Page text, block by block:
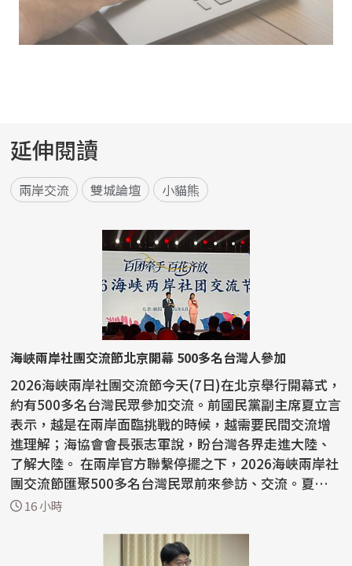
延伸閱讀
兩岸交流 雙城論壇 小貓熊
海峽兩岸社團交流節北京開幕 500多名台灣人參加
2026海峽兩岸社團交流節今天(7日)在北京舉行開幕式，
約有500多名台灣民眾參加交流。前國民黨副主席夏立言
表示，越是在兩岸面臨挑戰的時候，越需要民間交流增
進理解；海協會會長張志軍說，盼台灣各界走進大陸、
了解大陸。 在兩岸官方聯繫停擺之下，2026海峽兩岸社
團交流節匯聚500多名台灣民眾前來參訪、交流。夏立言
在...16 小時